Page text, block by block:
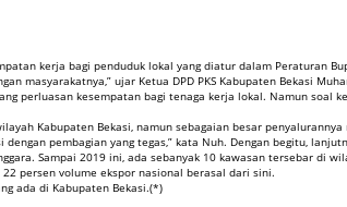
kerja bagi penduduk lokal yang diatur dalam Peraturan
masyarakatnya,” ujar Ketua DPD PKS Kabupaten Bekasi
perluasan kesempatan bagi tenaga kerja lokal. Namun
Kabupaten Bekasi, namun sebagaian besar penyalurannya
pembagian yang tegas,” kata Nuh. Dengan begitu,
Sampai 2019 ini, ada sebanyak 10 kawasan tersebar di
persen volume ekspor nasional berasal dari sini.
ada di Kabupaten Bekasi.(*)